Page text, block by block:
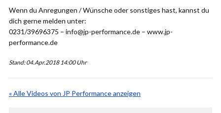
Wenn du Anregungen / Wünsche oder sonstiges hast, kannst du
dich gerne melden unter:
0231/39696375 – info@jp-performance.de – www.jp-
performance.de
Stand: 04.Apr.2018 14:00 Uhr
« Alle Videos von JP Performance anzeigen